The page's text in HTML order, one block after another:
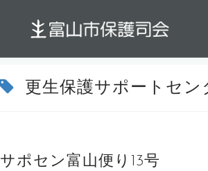
更生保護サポートセン
サポセン富山便り13号